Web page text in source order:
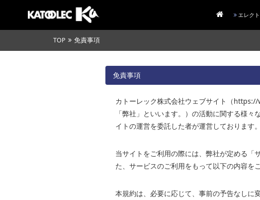
エレク
TOP 免責事項
免責事項
カトーレック株式会社ウェブサイト（
「弊社」といいます。）の活動に関する様
イトの運営を委託した者が運営しております。
当サイトをご利用の際には、弊社が定める「
た、サービスのご利用をもって以下の内容を
本規約は、必要に応じて、事前の予告なしに